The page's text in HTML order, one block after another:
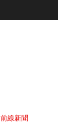
前線新聞